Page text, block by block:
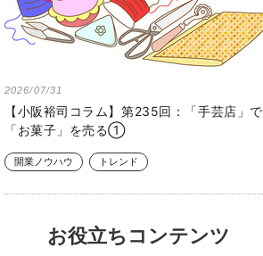
2026/07/31
【小阪裕司コラム】第235回：「手芸店」で
「お菓子」を売る①
開業ノウハウ トレンド
お役立ちコンテンツ